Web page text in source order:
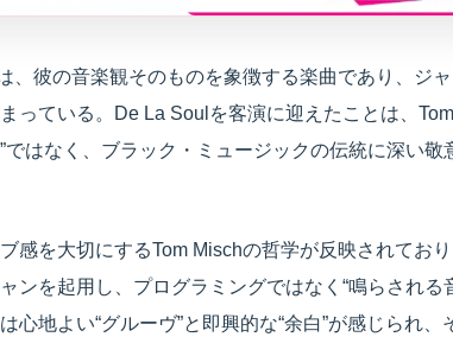
、彼の音楽観そのものを象徴する楽曲であり、ジ
っている。De La Soulを客演に迎えたことは、
ではなく、ブラック・ミュージックの伝統に深い敬
感を大切にするTom Mischの哲学が反映されてお
ンを起用し、プログラミングではなく“鳴らされる
心地よい“グルーヴ”と即興的な“余白”が感じられ